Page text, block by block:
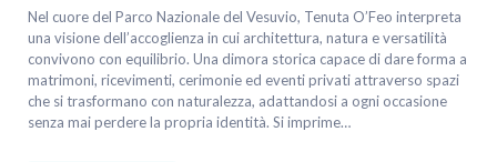
Nel cuore del Parco Nazionale del Vesuvio, Tenuta O’Feo interpreta
una visione dell’accoglienza in cui architettura, natura e versatilità
convivono con equilibrio. Una dimora storica capace di dare forma a
matrimoni, ricevimenti, cerimonie ed eventi privati attraverso spazi
che si trasformano con naturalezza, adattandosi a ogni occasione
senza mai perdere la propria identità. Si imprime…